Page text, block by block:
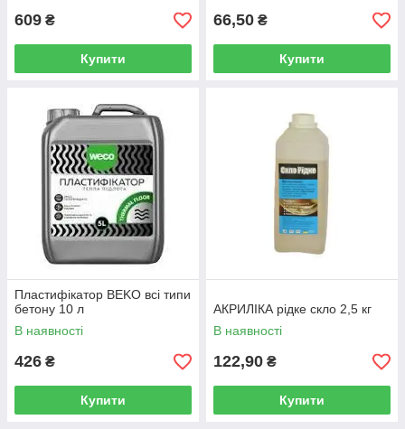
609 ₴
Купити
66,50 ₴
Купити
Пластифікатор BEKO всі типи
бетону 10 л
В наявності
426 ₴
Купити
АКРИЛІКА рідке скло 2,5 кг
В наявності
122,90 ₴
Купити